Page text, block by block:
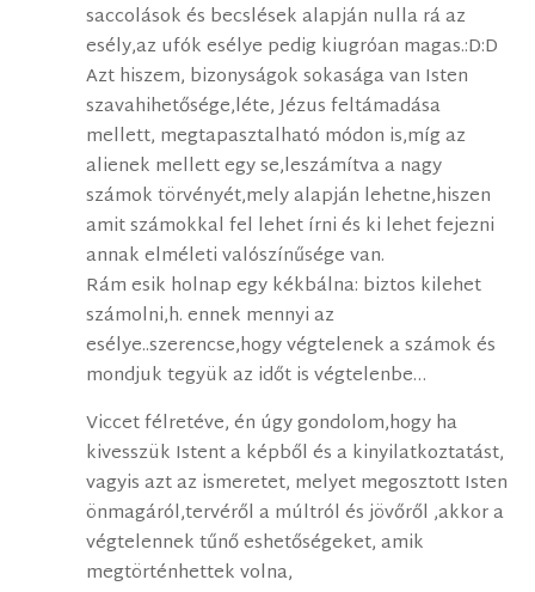
saccolások és becslések alapján nulla rá az
esély,az ufók esélye pedig kiugróan magas.:D:D
Azt hiszem, bizonyságok sokasága van Isten
szavahihetősége,léte, Jézus feltámadása
mellett, megtapasztalható módon is,míg az
alienek mellett egy se,leszámítva a nagy
számok törvényét,mely alapján lehetne,hiszen
amit számokkal fel lehet írni és ki lehet fejezni
annak elméleti valószínűsége van.
Rám esik holnap egy kékbálna: biztos kilehet
számolni,h. ennek mennyi az
esélye..szerencse,hogy végtelenek a számok és
mondjuk tegyük az időt is végtelenbe…
Viccet félretéve, én úgy gondolom,hogy ha
kivesszük Istent a képből és a kinyilatkoztatást,
vagyis azt az ismeretet, melyet megosztott Isten
önmagáról,tervéről a múltról és jövőről ,akkor a
végtelennek tűnő eshetőségeket, amik
megtörténhettek volna,